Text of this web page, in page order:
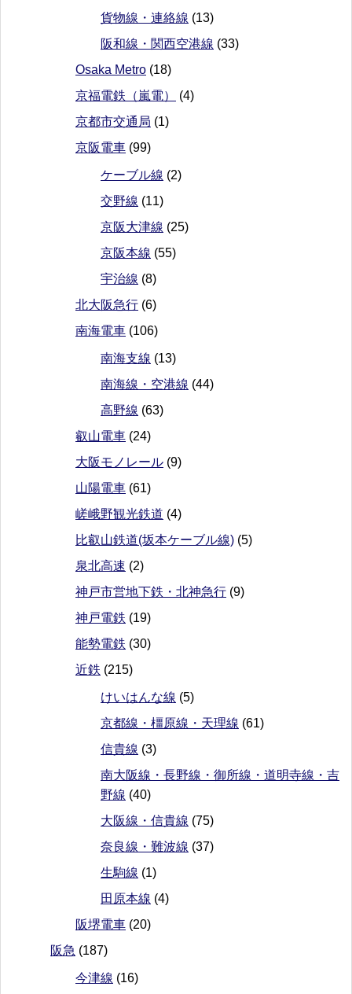
貨物線・連絡線 (13)
阪和線・関西空港線 (33)
Osaka Metro (18)
京福電鉄（嵐電）
(4)
京都市交通局 (1)
京阪電車 (99)
ケーブル線 (2)
交野線 (11)
京阪大津線 (25)
京阪本線 (55)
宇治線 (8)
北大阪急行 (6)
南海電車 (106)
南海支線 (13)
南海線・空港線 (44)
高野線 (63)
叡山電車 (24)
大阪モノレール (9)
山陽電車 (61)
嵯峨野観光鉄道 (4)
比叡山鉄道(坂本ケーブル線) (5)
泉北高速 (2)
神戸市営地下鉄・北神急行 (9)
神戸電鉄 (19)
能勢電鉄 (30)
近鉄 (215)
けいはんな線 (5)
京都線・橿原線・天理線 (61)
信貴線 (3)
南大阪線・長野線・御所線・道明寺線・吉
野線 (40)
大阪線・信貴線 (75)
奈良線・難波線 (37)
生駒線 (1)
田原本線 (4)
阪堺電車 (20)
阪急 (187)
今津線 (16)